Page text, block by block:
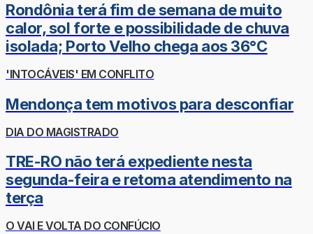
Rondônia terá fim de semana de muito
calor, sol forte e possibilidade de chuva
isolada; Porto Velho chega aos 36°C
'INTOCÁVEIS' EM CONFLITO
Mendonça tem motivos para desconfiar
DIA DO MAGISTRADO
TRE-RO não terá expediente nesta
segunda-feira e retoma atendimento na
terça
O VAI E VOLTA DO CONFÚCIO